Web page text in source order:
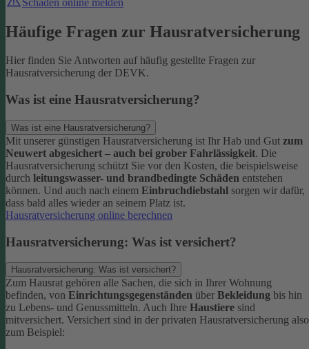
Häufige Fragen zur Hausratversicherung
Hier finden Sie Antworten auf häufig gestellte Fragen zur
Hausratversicherung der DEVK.
Was ist eine Hausratversicherung?
Was ist eine Hausratversicherung?
Mit unserer günstigen Hausratversicherung ist Ihr Hab und Gut zum
Neuwert abgesichert – auch bei grober Fahrlässigkeit. Die
Hausratversicherung schützt Sie vor den Kosten, die beispielsweise
durch leitungswasser- und brandbedingte Schäden entstehen
können. Und auch nach einem Einbruchdiebstahl sorgen wir dafür,
dass bald alles wieder an seinem Platz ist.
Hausratversicherung online berechnen
Hausratversicherung: Was ist versichert?
Hausratversicherung: Was ist versichert?
Zum Hausrat gehören alle Sachen, die sich in Ihrer Wohnung
befinden, von Einrichtungsgegenständen über Bekleidung bis hin
zu Lebens- und Genussmitteln. Auch Ihre Haustiere sind
mitversichert. Versichert sind in der privaten Hausratversicherung also
zum Beispiel: